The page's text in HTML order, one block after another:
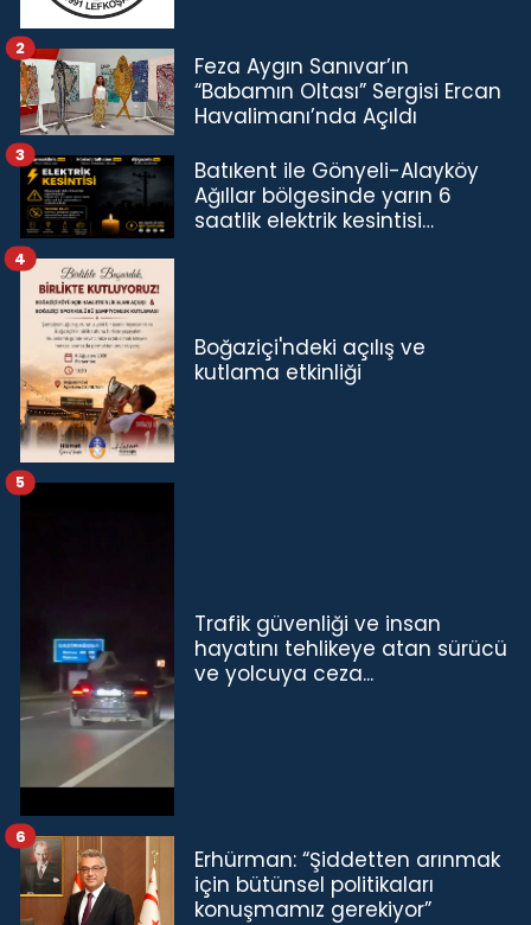
Feza Aygın Sanıvar’ın
“Babamın Oltası” Sergisi Ercan
Havalimanı’nda Açıldı
2
Batıkent ile Gönyeli-Alayköy
Ağıllar bölgesinde yarın 6
saatlik elektrik kesintisi…
3
Boğaziçi'ndeki açılış ve
kutlama etkinliği
4
Trafik güvenliği ve insan
hayatını tehlikeye atan sürücü
ve yolcuya ceza...
5
Erhürman: “Şiddetten arınmak
için bütünsel politikaları
konuşmamız gerekiyor”
6